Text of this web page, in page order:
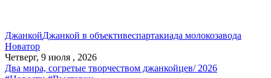
ДжанкойДжанкой в объективеспартакиада молокозавода
Новатор
Четверг, 9 июля , 2026
Два мира, согретые творчеством джанкойцев/ 2026